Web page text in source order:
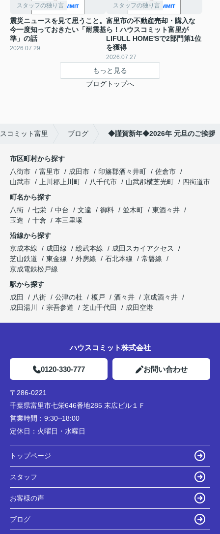
スタッフの独り言
震災ニュースを見て思うこと。
今一度知っておきたい「耐震基
準」の話
2026.07.29
スタッフの独り言
富里市の不動産売却・購入な
ら！ハウスコミット富里が
LIFULL HOME'Sで2部門第1位
を獲得
2026.07.27
もっと見る
ブログトップへ
コミット富里 ブログ ◆謹賀新年◆2026年 元旦のご挨拶
市区町村から探す
八街市
富里市 成田市 印旛郡酒々井町
佐倉市
山武市
上川郡上川町 八千代市 山武郡横芝光町
四街道市
町名から探す
八街
七栄 中台 文違 御料 並木町
東酒々井
玉造
十倉
本三里塚
沿線から探す
京成本線
成田線 総武本線
成田スカイアクセス
芝山鉄道
東金線 外房線 石北本線
常磐線
京成電鉄松戸線
駅から探す
成田
八街 公津の杜 榎戸 酒々井
京成酒々井
成田湯川
宗吾参道 芝山千代田 成田空港
ハウスコミット株式会社
0120-330-777 お問い合わせ
〒286-0221
千葉県富里市七栄646番地285 末広ビル１Ｆ
営業時間： 9:30~18:00
定休日： 火曜日・水曜日
トップページ
スタッフ
お客様の声
ブログ